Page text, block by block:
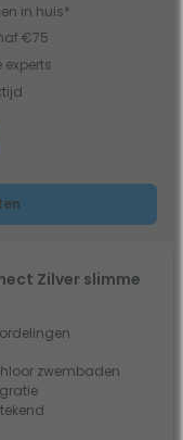
in huis*
€75
experts
Zilver slimme
zwembaden